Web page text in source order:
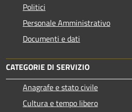
Politici
Personale Amministrativo
Documenti e dati
CATEGORIE DI SERVIZIO
Anagrafe e stato civile
Cultura e tempo libero